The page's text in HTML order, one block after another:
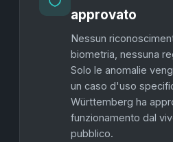
approvato
Nessun
biometria, nessuna
Solo le anomalie
un caso d'uso
Württemberg ha
funzionamento dal
pubblico.